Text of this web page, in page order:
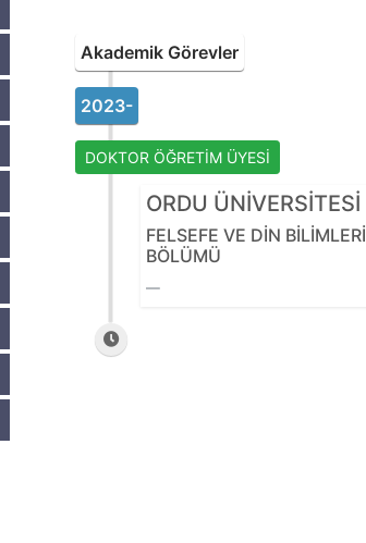
Akademik Görevler
2023-
DOKTOR ÖĞRETİM ÜYESİ
ORDU ÜNİVERSİTESİ
FELSEFE VE DİN BİLİMLERİ
BÖLÜMÜ